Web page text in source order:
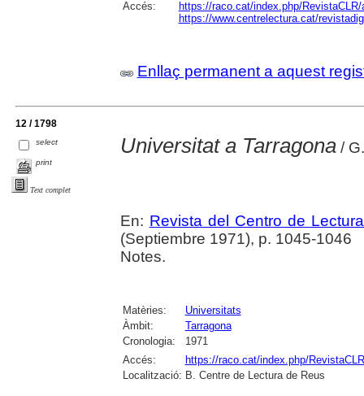
Accés:
https://raco.cat/index.php/
https://www.centrelectura.cat/
Enllaç permanent a aquest
12 / 1798
select
print
Text complet
Universitat a Tarragona/
En: Revista del Centro de
(Septiembre 1971), p. 1045-1046
Notes.
Matèries:
Universitats
Àmbit:
Tarragona
Cronologia:
1971
Accés:
https://raco.cat/index.php/
Localització: B. Centre de Lectura de Reus